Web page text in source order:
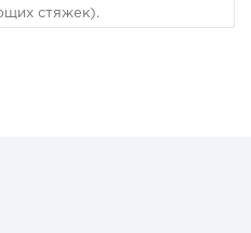
стяжек).